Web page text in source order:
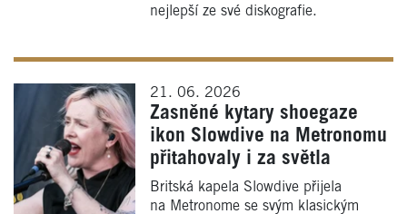
nejlepší ze své diskografie.
21. 06. 2026
Zasněné kytary shoegaze
ikon Slowdive na Metronomu
přitahovaly i za světla
Britská kapela Slowdive přijela
na Metronome se svým klasickým